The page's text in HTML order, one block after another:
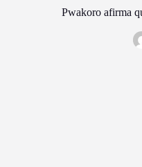
Pwakoro afirma